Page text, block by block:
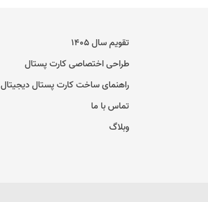
تقویم سال ۱۴۰۵
طراحی اختصاصی کارت پستال
راهنمای ساخت کارت پستال دیجیتال
تماس با ما
وبلاگ